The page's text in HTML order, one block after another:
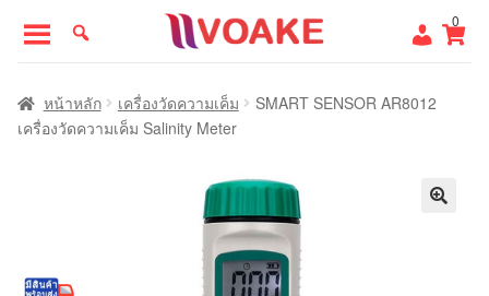
to
navigation
to
content
0
หน้าแรก
หน้าหลัก เครื่องวัดความเค็ม
SMART SENSOR AR8012
เครื่องวัดความเค็ม Salinity Meter